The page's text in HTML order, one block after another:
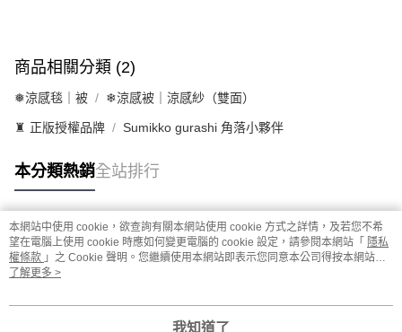
商品相關分類 (2)
❅涼感毯｜被 ❄涼感被｜涼感紗（雙面）
♜ 正版授權品牌 Sumikko gurashi 角落小夥伴
本分類熱銷全站排行
熱門標籤
本網站中使用 cookie，欲查詢有關本網站使用 cookie 方式之詳情，及若您不希
望在電腦上使用 cookie 時應如何變更電腦的 cookie 設定，請參閱本網站「 隱私
權條款 」之 Cookie 聲明。您繼續使用本網站即表示您同意本公司得按本網站使
用條款之 Cookie 聲明使用 cookie。
了解更多 >
我知道了